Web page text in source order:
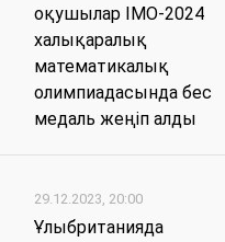
оқушылар IMO-2024
халықаралық
математикалық
олимпиадасында бес
медаль жеңіп алды
29.12.2023, 20:00
Ұлыбританияда